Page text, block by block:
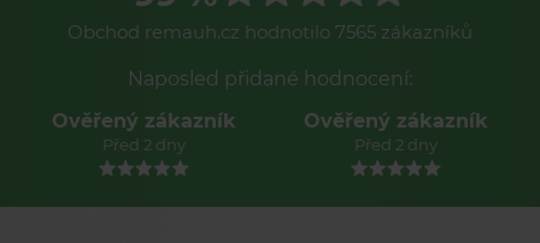
Obchod remauh.cz hodnotilo 7565 zákazníků
Naposled přidané hodnocení:
Ověřený zákazník
Před 2 dny
Ověřený zákazník
Před 2 dny